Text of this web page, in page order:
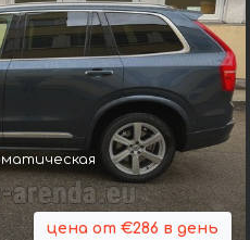
цена от €286 в день